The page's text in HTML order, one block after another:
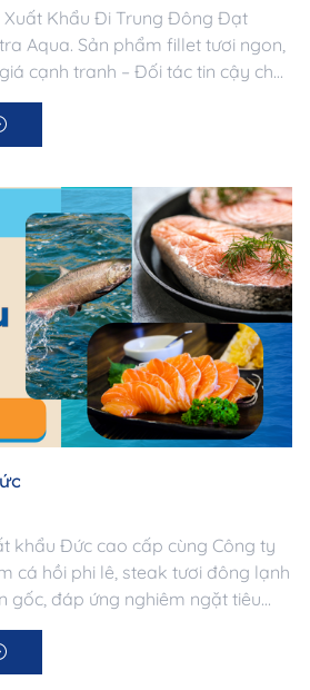
Xuất Khẩu Đi Trung Đông Đạt
Aqua. Sản phẩm fillet tươi ngon,
cạnh tranh – Đối tác tin cậy cho
Trung Đông.
khẩu Đức cao cấp cùng Công ty
cá hồi phi lê, steak tươi đông lạnh
gốc, đáp ứng nghiêm ngặt tiêu
tác tin cậy cho doanh nghiệp
Âu.